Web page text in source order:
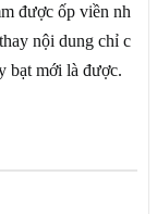
được ốp viền nh
nội dung chỉ c
bạt mới là được.